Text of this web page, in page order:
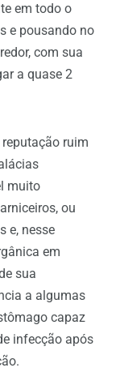
em todo o
e pousando no
com sua
a quase 2
ruim
muito
ou
e, nesse
em
sua
a algumas
capaz
infecção após